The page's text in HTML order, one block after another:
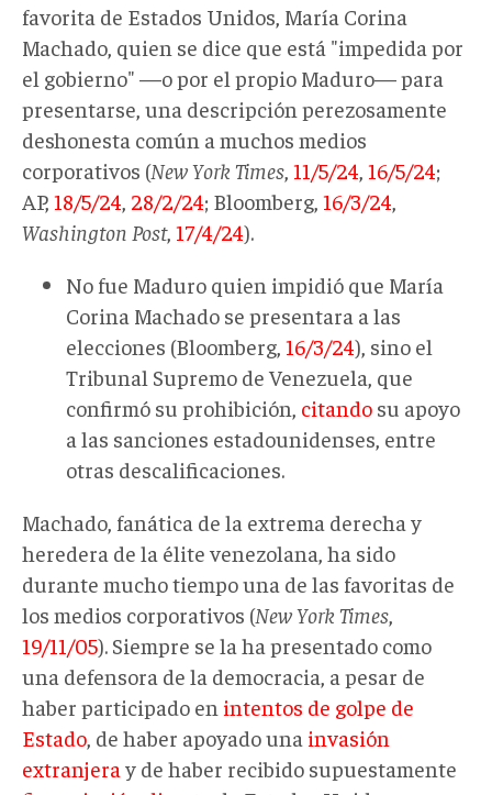
favorita de Estados Unidos, María Corina
Machado, quien se dice que está "impedida por
el gobierno" —o por el propio Maduro— para
presentarse, una descripción perezosamente
deshonesta común a muchos medios
corporativos (New York Times 11/5/24 16/5/24;
AP, 18/5/24 28/2/24; Bloomberg, 16/3/24
Washington Post, 17/4/24).
No fue Maduro quien impidió que María
Corina Machado se presentara a las
elecciones (Bloomberg, 16/3/24), sino el
Tribunal Supremo de Venezuela, que
confirmó su prohibición, citando su apoyo
a las sanciones estadounidenses, entre
otras descalificaciones.
Machado, fanática de la extrema derecha y
heredera de la élite venezolana, ha sido
durante mucho tiempo una de las favoritas de
los medios corporativos (New York Times
19/11/05). Siempre se la ha presentado como
una defensora de la democracia, a pesar de
haber participado en intentos de golpe de
Estado , de haber apoyado una invasión
extranjera y de haber recibido supuestamente